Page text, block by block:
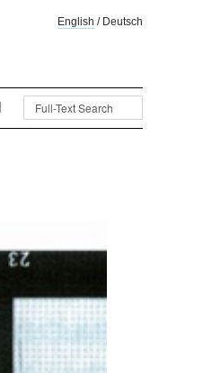
English / Deutsch